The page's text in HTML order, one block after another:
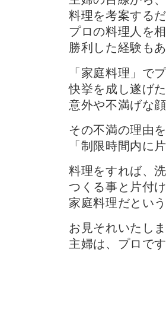
料理を考案する
プロの料理人を
勝利した経験も
「家庭料理」で
快挙を成し遂げ
意外や不満げな
その不満の理由
「制限時間内に
料理をすれば、
つくる事と片付
家庭料理だとい
お見それいたし
主婦は、プロで